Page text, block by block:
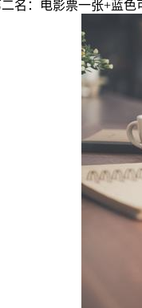
名：电影票一张+蓝色